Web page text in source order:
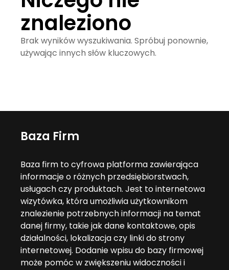
znaleziono
Brak wyników wyszukiwania. Spróbuj ponownie,
używając innych słów kluczowych.
Baza Firm
Baza firm to cyfrowa platforma zawierająca
informacje o różnych przedsiębiorstwach,
usługach czy produktach. Jest to internetowa
wizytówka, która umożliwia użytkownikom
znalezienie potrzebnych informacji na temat
danej firmy, takie jak dane kontaktowe, opis
działalności, lokalizacja czy linki do strony
internetowej. Dodanie wpisu do bazy firmowej
może pomóc w zwiększeniu widoczności i